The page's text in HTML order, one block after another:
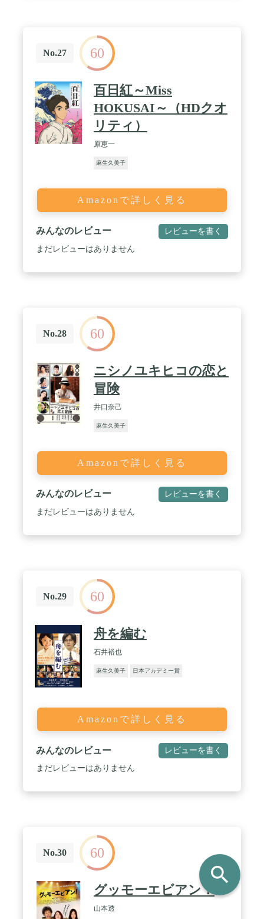
No.27 60
百日紅～Miss
HOKUSAI～（HDクオ
リティ）
原恵一
麻生久美子
Amazonで詳しく見る
みんなのレビュー レビューを書く
まだレビューはありません
No.28 60
ニシノユキヒコの恋と
冒険
井口奈己
麻生久美子
Amazonで詳しく見る
みんなのレビュー レビューを書く
まだレビューはありません
No.29 60
舟を編む
石井裕也
麻生久美子 日本アカデミー賞
Amazonで詳しく見る
みんなのレビュー レビューを書く
まだレビューはありません
No.30 60
グッモーエビアン！
山本透
search